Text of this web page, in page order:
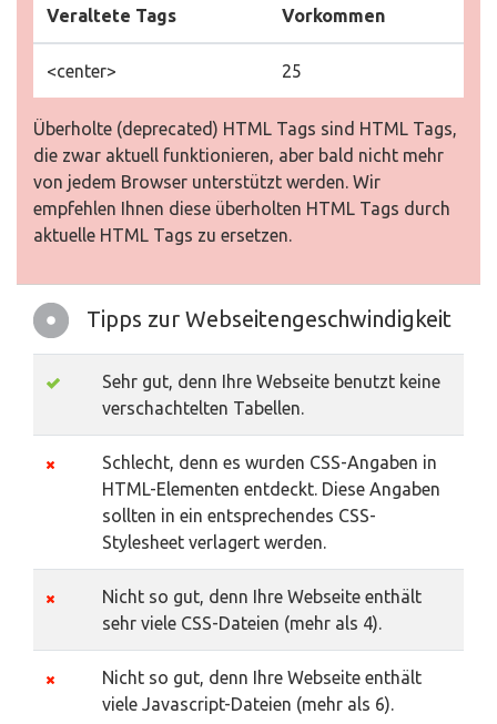
Veraltete Tags Vorkommen
<center> 25
Überholte (deprecated) HTML Tags sind HTML Tags,
die zwar aktuell funktionieren, aber bald nicht mehr
von jedem Browser unterstützt werden. Wir
empfehlen Ihnen diese überholten HTML Tags durch
aktuelle HTML Tags zu ersetzen.
Tipps zur Webseitengeschwindigkeit
Sehr gut, denn Ihre Webseite benutzt keine
verschachtelten Tabellen.
Schlecht, denn es wurden CSS-Angaben in
HTML-Elementen entdeckt. Diese Angaben
sollten in ein entsprechendes CSS-
Stylesheet verlagert werden.
Nicht so gut, denn Ihre Webseite enthält
sehr viele CSS-Dateien (mehr als 4).
Nicht so gut, denn Ihre Webseite enthält
viele Javascript-Dateien (mehr als 6).